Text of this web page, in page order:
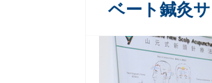
ベート鍼灸